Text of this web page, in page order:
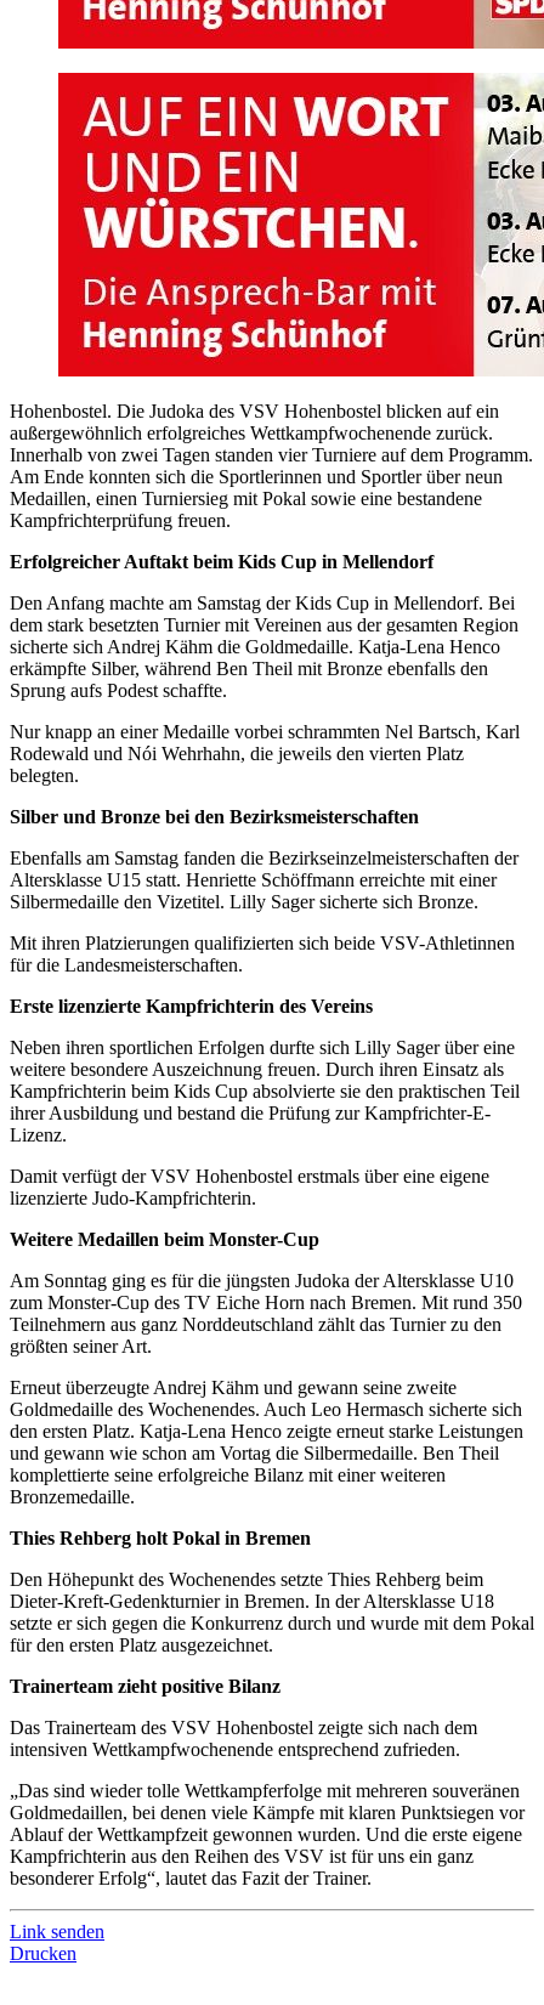
Hohenbostel. Die Judoka des VSV Hohenbostel blicken auf ein
außergewöhnlich erfolgreiches Wettkampfwochenende zurück.
Innerhalb von zwei Tagen standen vier Turniere auf dem Programm.
Am Ende konnten sich die Sportlerinnen und Sportler über neun
Medaillen, einen Turniersieg mit Pokal sowie eine bestandene
Kampfrichterprüfung freuen.
Erfolgreicher Auftakt beim Kids Cup in Mellendorf
Den Anfang machte am Samstag der Kids Cup in Mellendorf. Bei
dem stark besetzten Turnier mit Vereinen aus der gesamten Region
sicherte sich Andrej Kähm die Goldmedaille. Katja-Lena Henco
erkämpfte Silber, während Ben Theil mit Bronze ebenfalls den
Sprung aufs Podest schaffte.
Nur knapp an einer Medaille vorbei schrammten Nel Bartsch, Karl
Rodewald und Nói Wehrhahn, die jeweils den vierten Platz
belegten.
Silber und Bronze bei den Bezirksmeisterschaften
Ebenfalls am Samstag fanden die Bezirkseinzelmeisterschaften der
Altersklasse U15 statt. Henriette Schöffmann erreichte mit einer
Silbermedaille den Vizetitel. Lilly Sager sicherte sich Bronze.
Mit ihren Platzierungen qualifizierten sich beide VSV-Athletinnen
für die Landesmeisterschaften.
Erste lizenzierte Kampfrichterin des Vereins
Neben ihren sportlichen Erfolgen durfte sich Lilly Sager über eine
weitere besondere Auszeichnung freuen. Durch ihren Einsatz als
Kampfrichterin beim Kids Cup absolvierte sie den praktischen Teil
ihrer Ausbildung und bestand die Prüfung zur Kampfrichter-E-
Lizenz.
Damit verfügt der VSV Hohenbostel erstmals über eine eigene
lizenzierte Judo-Kampfrichterin.
Weitere Medaillen beim Monster-Cup
Am Sonntag ging es für die jüngsten Judoka der Altersklasse U10
zum Monster-Cup des TV Eiche Horn nach Bremen. Mit rund 350
Teilnehmern aus ganz Norddeutschland zählt das Turnier zu den
größten seiner Art.
Erneut überzeugte Andrej Kähm und gewann seine zweite
Goldmedaille des Wochenendes. Auch Leo Hermasch sicherte sich
den ersten Platz. Katja-Lena Henco zeigte erneut starke Leistungen
und gewann wie schon am Vortag die Silbermedaille. Ben Theil
komplettierte seine erfolgreiche Bilanz mit einer weiteren
Bronzemedaille.
Thies Rehberg holt Pokal in Bremen
Den Höhepunkt des Wochenendes setzte Thies Rehberg beim
Dieter-Kreft-Gedenkturnier in Bremen. In der Altersklasse U18
setzte er sich gegen die Konkurrenz durch und wurde mit dem Pokal
für den ersten Platz ausgezeichnet.
Trainerteam zieht positive Bilanz
Das Trainerteam des VSV Hohenbostel zeigte sich nach dem
intensiven Wettkampfwochenende entsprechend zufrieden.
„Das sind wieder tolle Wettkampferfolge mit mehreren souveränen
Goldmedaillen, bei denen viele Kämpfe mit klaren Punktsiegen vor
Ablauf der Wettkampfzeit gewonnen wurden. Und die erste eigene
Kampfrichterin aus den Reihen des VSV ist für uns ein ganz
besonderer Erfolg“, lautet das Fazit der Trainer.
Link senden
Drucken